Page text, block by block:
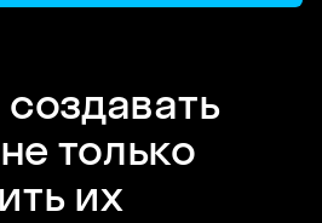
только
их